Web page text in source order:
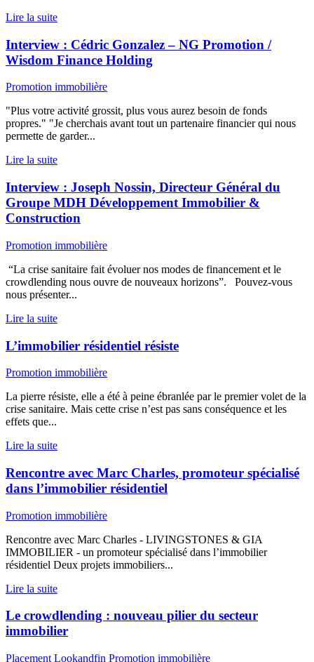
Lire la suite
Interview : Cédric Gonzalez – NG Promotion /
Wisdom Finance Holding
Promotion immobilière
"Plus votre activité grossit, plus vous aurez besoin de fonds
propres." "Je cherchais avant tout un partenaire financier qui nous
permette de garder...
Lire la suite
Interview : Joseph Nossin, Directeur Général du
Groupe MDH Développement Immobilier &
Construction
Promotion immobilière
“La crise sanitaire fait évoluer nos modes de financement et le
crowdlending nous ouvre de nouveaux horizons”. Pouvez-vous
nous présenter...
Lire la suite
L’immobilier résidentiel résiste
Promotion immobilière
La pierre résiste, elle a été à peine ébranlée par le premier volet de la
crise sanitaire. Mais cette crise n’est pas sans conséquence et les
effets que...
Lire la suite
Rencontre avec Marc Charles, promoteur spécialisé
dans l’immobilier résidentiel
Promotion immobilière
Rencontre avec Marc Charles - LIVINGSTONES & GIA
IMMOBILIER - un promoteur spécialisé dans l’immobilier
résidentiel Deux projets immobiliers...
Lire la suite
Le crowdlending : nouveau pilier du secteur
immobilier
Placement Lookandfin Promotion immobilière